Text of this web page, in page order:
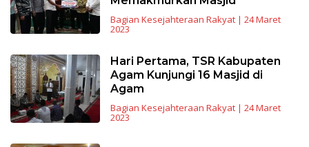
Bagian Kesejahteraan Rakyat| 24 Maret
2023
Hari Pertama, TSR Kabupaten
Agam Kunjungi 16 Masjid di
Agam
Bagian Kesejahteraan Rakyat| 24 Maret
2023